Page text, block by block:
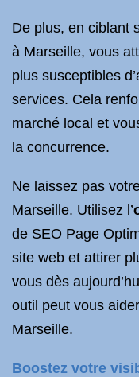
De plus, en ciblant
à Marseille, vous
plus susceptibles
services. Cela
marché local et
la concurrence.
Ne laissez pas
Marseille. Utilisez l’
de SEO Page
site web et attirer
vous dès
outil peut vous
Marseille.
Boostez votre